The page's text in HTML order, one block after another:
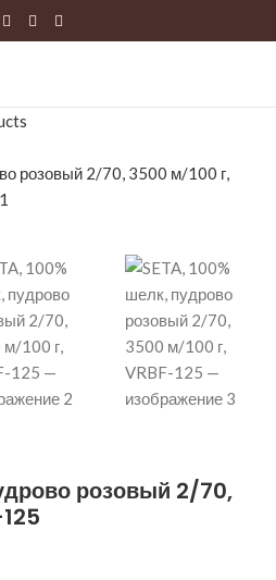
розовый 2/70,